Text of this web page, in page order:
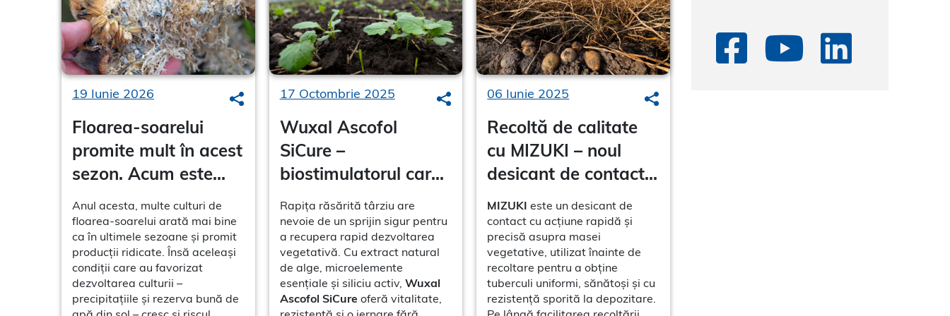
19 Iunie 2026
Floarea-soarelui
promite mult în acest
sezon. Acum este
momentul să
protejăm producția
Anul acesta, multe culturi de
floarea-soarelui arată mai bine
ca în ultimele sezoane și promit
producții ridicate. Însă aceleași
condiții care au favorizat
dezvoltarea culturii –
precipitațiile și rezerva bună de
17 Octombrie 2025
Wuxal Ascofol
SiCure –
biostimulatorul care
redă vitalitatea
rapiței răsărite târziu
Rapița răsărită târziu are
nevoie de un sprijin sigur pentru
a recupera rapid dezvoltarea
vegetativă. Cu extract natural
de alge, microelemente
esențiale și siliciu activ, Wuxal
Ascofol SiCure oferă vitalitate,
06 Iunie 2025
Recoltă de calitate
cu MIZUKI – noul
desicant de contact
pentru cultura
cartofului
MIZUKI este un desicant de
contact cu acțiune rapidă și
precisă asupra masei
vegetative, utilizat înainte de
recoltare pentru a obține
tuberculi uniformi, sănătoși și cu
rezistență sporită la depozitare.